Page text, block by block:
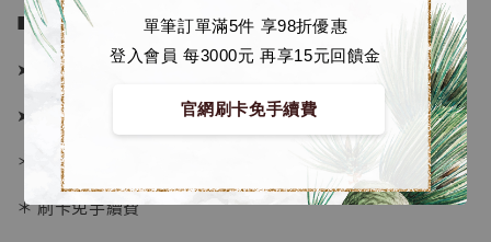
單筆訂單滿5件 享98折優惠
登入會員 每3000元 再享15元回饋金
官網刷卡免手續費
加購優惠【海賊王 布魯克達摩 [7STARS Studio]】
■ 販售資訊 (NT$)：
➤ 價格 18880元 (訂金11280)
➤ 7/29 恢復原價 21780元 (訂金13580)
＊ 國際運費另計
＊ 刷卡免手續費